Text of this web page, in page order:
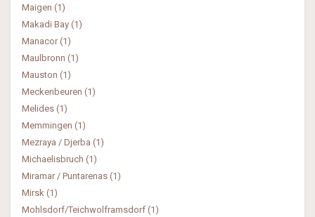
Maigen (1)
Makadi Bay (1)
Manacor (1)
Maulbronn (1)
Mauston (1)
Meckenbeuren (1)
Melides (1)
Memmingen (1)
Mezraya / Djerba (1)
Michaelisbruch (1)
Miramar / Puntarenas (1)
Mirsk (1)
Mohlsdorf/Teichwolframsdorf (1)